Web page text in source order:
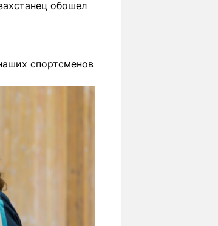
обошел
спортсменов